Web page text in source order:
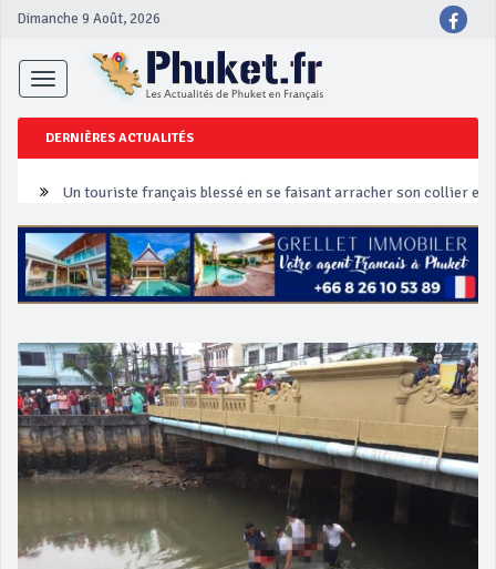
Dimanche 9 Août, 2026
Toggle
navigation
DERNIÈRES ACTUALITÉS
Phuket Peranakan Festival
‘Phuket Eye’ assurera la sécurité pendant Songkran
Campagne de sécurité routière ‘Seven Days of Danger’ de